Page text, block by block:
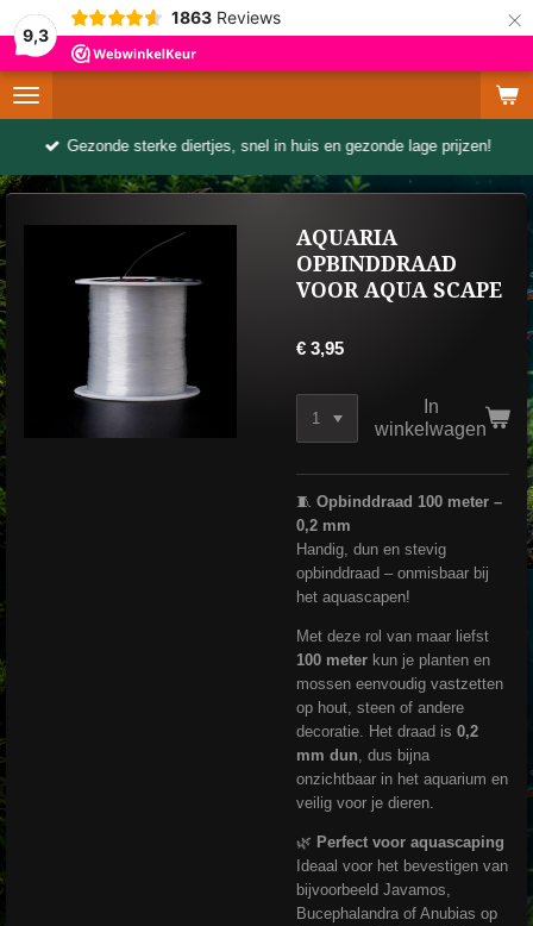
9,3
1863 Reviews ×
Gezonde sterke diertjes, snel in huis en gezonde lage prijzen!
AQUARIA
OPBINDDRAAD
VOOR AQUA SCAPE
€ 3,95
In
winkelwagen
🧵 Opbinddraad 100 meter –
0,2 mm
Handig, dun en stevig
opbinddraad – onmisbaar bij
het aquascapen!
Met deze rol van maar liefst
100 meter kun je planten en
mossen eenvoudig vastzetten
op hout, steen of andere
decoratie. Het draad is 0,2
mm dun , dus bijna
onzichtbaar in het aquarium en
veilig voor je dieren.
🌿 Perfect voor aquascaping
Ideaal voor het bevestigen van
bijvoorbeeld Javamos,
Bucephalandra of Anubias op